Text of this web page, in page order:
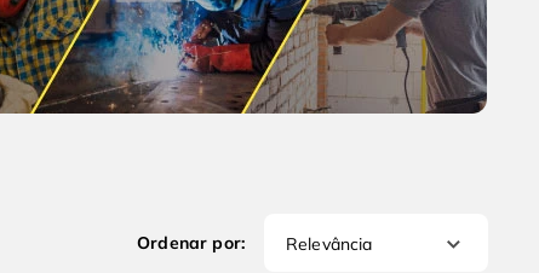
Relevância